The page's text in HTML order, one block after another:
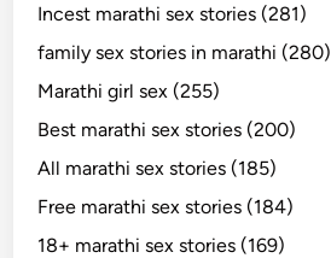
Incest marathi sex stories (281)
family sex stories in marathi (280)
Marathi girl sex (255)
Best marathi sex stories (200)
All marathi sex stories (185)
Free marathi sex stories (184)
18+ marathi sex stories (169)